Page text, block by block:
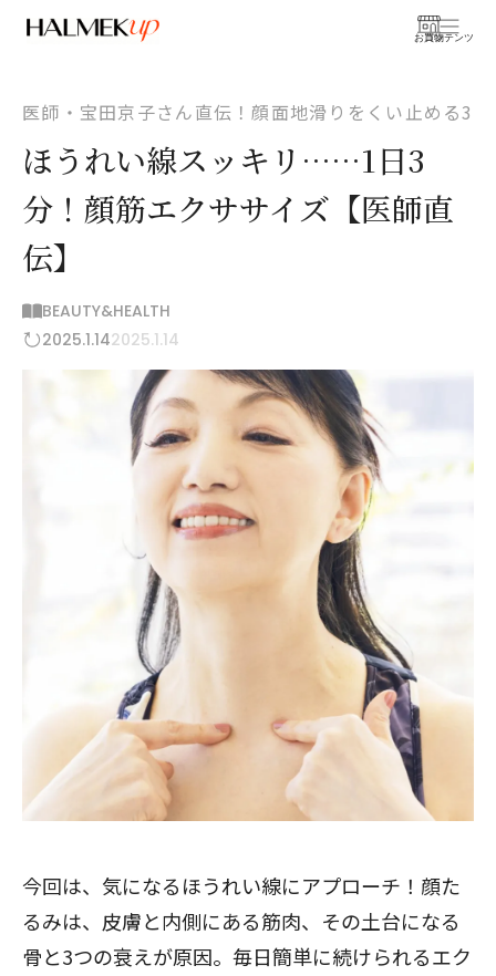
お買物
コンテンツ
医師・宝田京子さん直伝！顔面地滑りをくい止める3
ほうれい線スッキリ……1日3
分！顔筋エクササイズ【医師直
伝】
BEAUTY&HEALTH
2025.1.142025.1.14
今回は、気になるほうれい線にアプローチ！顔た
るみは、皮膚と内側にある筋肉、その土台になる
骨と3つの衰えが原因。毎日簡単に続けられるエク